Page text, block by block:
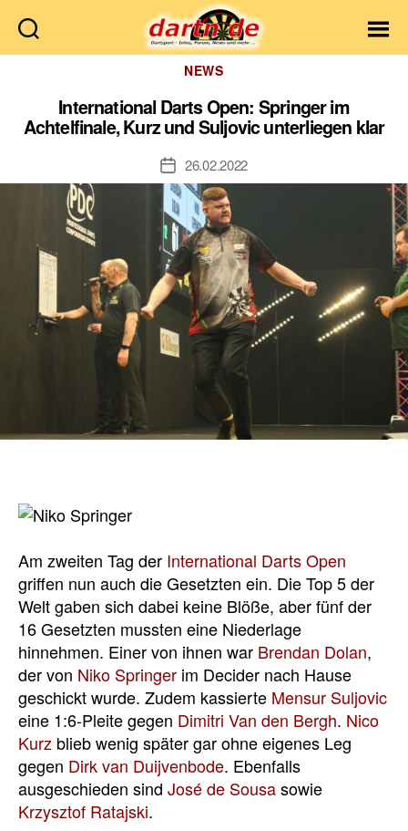
Dartn.de
Kategorien
NEWS
International Darts Open: Springer im
Achtelfinale, Kurz und Suljovic unterliegen klar
Veröffentlichungsdatum
26.02.2022
Am zweiten Tag der International Darts Open
griffen nun auch die Gesetzten ein. Die Top 5 der
Welt gaben sich dabei keine Blöße, aber fünf der
16 Gesetzten mussten eine Niederlage
hinnehmen. Einer von ihnen war Brendan Dolan,
der von Niko Springer im Decider nach Hause
geschickt wurde. Zudem kassierte Mensur Suljovic
eine 1:6-Pleite gegen Dimitri Van den Bergh. Nico
Kurz blieb wenig später gar ohne eigenes Leg
gegen Dirk van Duijvenbode. Ebenfalls
ausgeschieden sind José de Sousasowie
Krzysztof Ratajski.